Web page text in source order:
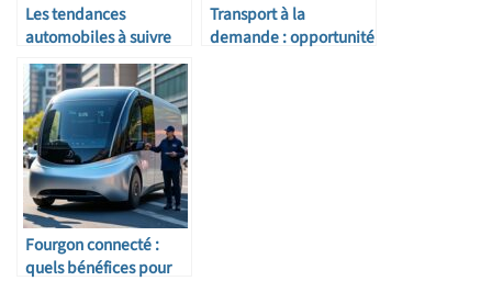
Les tendances
automobiles à suivre
pour les transporteurs
Transport à la
demande : opportunité
Fourgon connecté :
quels bénéfices pour